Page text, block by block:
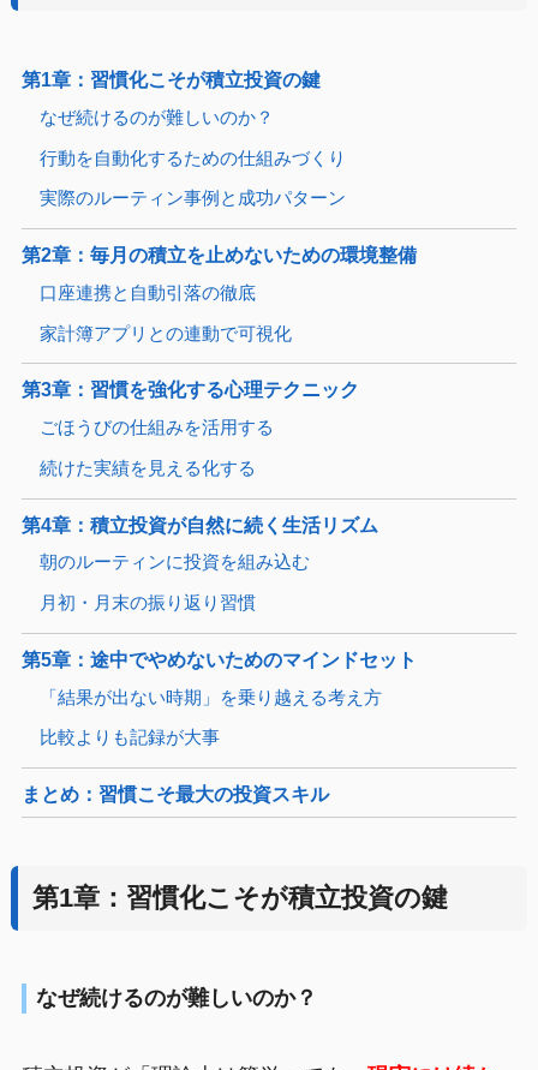
第1章：習慣化こそが積立投資の鍵
なぜ続けるのが難しいのか？
行動を自動化するための仕組みづくり
実際のルーティン事例と成功パターン
第2章：毎月の積立を止めないための環境整備
口座連携と自動引落の徹底
家計簿アプリとの連動で可視化
第3章：習慣を強化する心理テクニック
ごほうびの仕組みを活用する
続けた実績を見える化する
第4章：積立投資が自然に続く生活リズム
朝のルーティンに投資を組み込む
月初・月末の振り返り習慣
第5章：途中でやめないためのマインドセット
「結果が出ない時期」を乗り越える考え方
比較よりも記録が大事
まとめ：習慣こそ最大の投資スキル
第1章：習慣化こそが積立投資の鍵
なぜ続けるのが難しいのか？